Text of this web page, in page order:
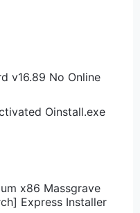
v16.89 No Online
Oinstall.exe
x86 Massgrave
Express Installer